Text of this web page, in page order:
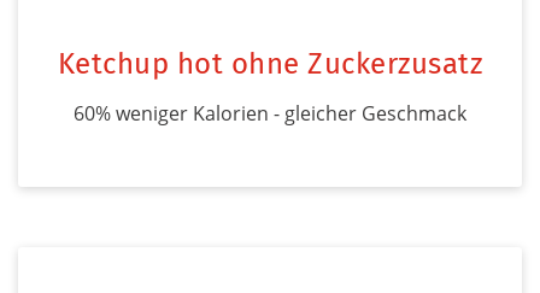
Ketchup hot ohne Zuckerzusatz
60% weniger Kalorien - gleicher Geschmack